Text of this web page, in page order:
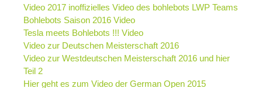
Video 2017 inoffizielles Video des bohlebots LWP Teams
Bohlebots Saison 2016 Video
Tesla meets Bohlebots !!! Video
Video zur Deutschen Meisterschaft 2016
Video zur Westdeutschen Meisterschaft 2016 und hier
Teil 2
Hier geht es zum Video der German Open 2015